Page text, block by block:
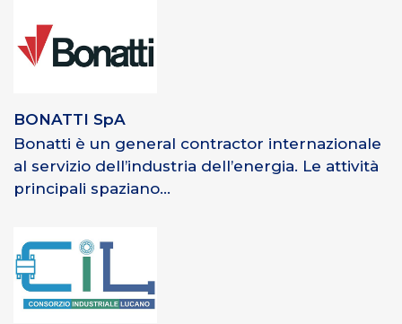
BONATTI SpA
Bonatti è un general contractor internazionale
al servizio dell’industria dell’energia. Le attività
principali spaziano...